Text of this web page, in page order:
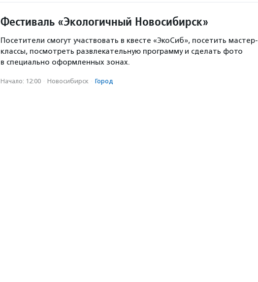
Фестиваль «Экологичный Новосибирск»
Посетители смогут участвовать в квесте «ЭкоСиб», посетить мастер-
классы, посмотреть развлекательную программу и сделать фото
в специально оформленных зонах.
Начало: 12:00 · Новосибирск · Город